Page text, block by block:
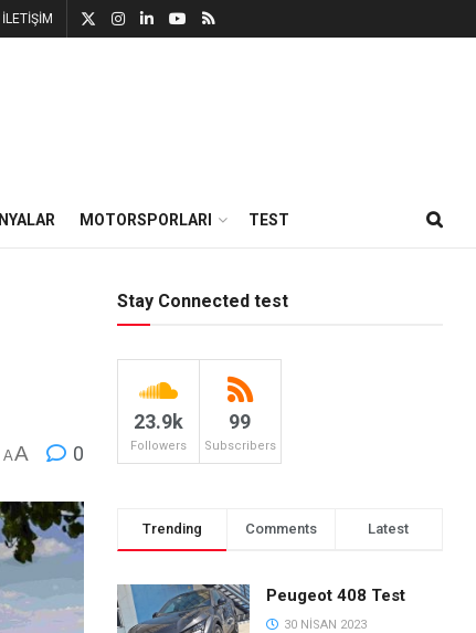
İLETİŞİM
MOTORSPORLARI TEST
AA 0
Stay Connected test
23.9k
Followers
99
Subscribers
Trending Comments Latest
Peugeot 408 Test
30 NISAN 2023